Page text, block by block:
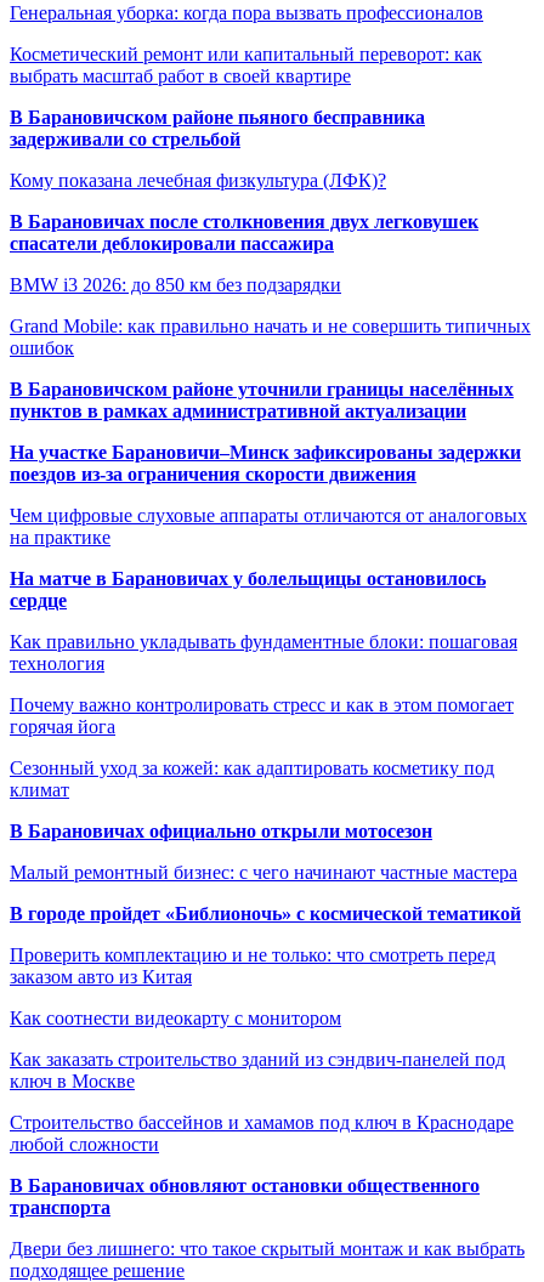
Генеральная уборка: когда пора вызвать профессионалов
Косметический ремонт или капитальный переворот: как
выбрать масштаб работ в своей квартире
В Барановичском районе пьяного бесправника
задерживали со стрельбой
Кому показана лечебная физкультура (ЛФК)?
В Барановичах после столкновения двух легковушек
спасатели деблокировали пассажира
BMW i3 2026: до 850 км без подзарядки
Grand Mobile: как правильно начать и не совершить типичных
ошибок
В Барановичском районе уточнили границы населённых
пунктов в рамках административной актуализации
На участке Барановичи–Минск зафиксированы задержки
поездов из-за ограничения скорости движения
Чем цифровые слуховые аппараты отличаются от аналоговых
на практике
На матче в Барановичах у болельщицы остановилось
сердце
Как правильно укладывать фундаментные блоки: пошаговая
технология
Почему важно контролировать стресс и как в этом помогает
горячая йога
Сезонный уход за кожей: как адаптировать косметику под
климат
В Барановичах официально открыли мотосезон
Малый ремонтный бизнес: с чего начинают частные мастера
В городе пройдет «Библионочь» с космической тематикой
Проверить комплектацию и не только: что смотреть перед
заказом авто из Китая
Как соотнести видеокарту с монитором
Как заказать строительство зданий из сэндвич-панелей под
ключ в Москве
Строительство бассейнов и хамамов под ключ в Краснодаре
любой сложности
В Барановичах обновляют остановки общественного
транспорта
Двери без лишнего: что такое скрытый монтаж и как выбрать
подходящее решение